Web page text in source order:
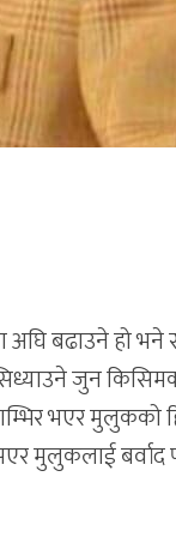
बढाउने हो भने
जुन
भएर मुलुकको
मुलुकलाई